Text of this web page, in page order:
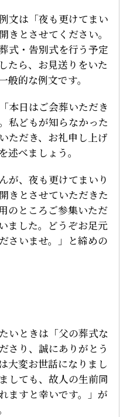
文は「夜も更けてまい
きとさせてください。
式・告別式を行う予定
たら、お見送りをいた
的な例文です。
本日はご会葬いただき
私どもが知らなかった
ただき、お礼申し上げ
述べましょう。
が、夜も更けてまいり
きとさせていただきた
のところご参集いただ
ました。どうぞお足元
さいませ。」と締めの
いときは「父の葬式な
さり、誠にありがとう
大変お世話になりまし
しても、故人の生前同
ますと幸いです。」が